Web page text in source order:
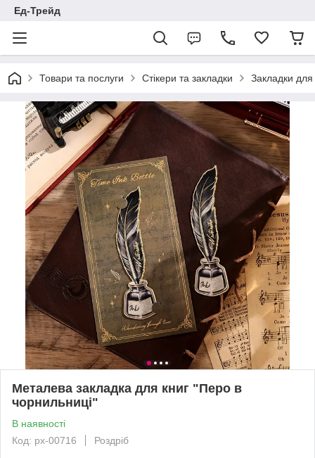
Ед-Трейд
Товари та послуги Стікери та закладки Закладки для
Металева закладка для книг "Перо в
чорнильниці"
В наявності
Код: px-00716
Роздріб